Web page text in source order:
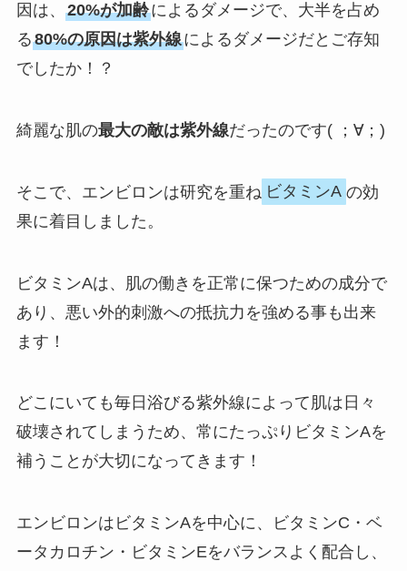
因は、 20%が加齢によるダメージで、大半を占め
る80%の原因は紫外線によるダメージだとご存知
でしたか！？
綺麗な肌の最大の敵は紫外線だったのです( ；∀；)
そこで、エンビロンは研究を重ね ビタミンA の効
果に着目しました。
ビタミンAは、肌の働きを正常に保つための成分で
あり、悪い外的刺激への抵抗力を強める事も出来
ます！
どこにいても毎日浴びる紫外線によって肌は日々
破壊されてしまうため、常にたっぷりビタミンAを
補うことが大切になってきます！
エンビロンはビタミンAを中心に、ビタミンC・ベ
ータカロチン・ビタミンEをバランスよく配合し、